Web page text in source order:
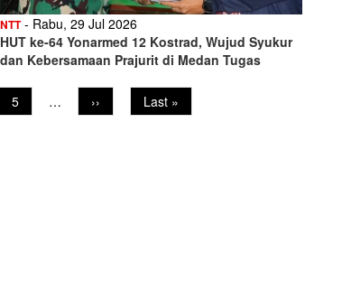
NTT- Rabu, 29 Jul 2026
HUT ke-64 Yonarmed 12 Kostrad, Wujud Syukur
dan Kebersamaan Prajurit di Medan Tugas
Page
5 …
Next
page
››
Last
page
Last »